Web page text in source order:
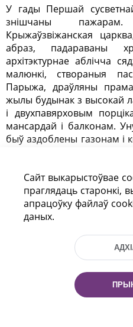
У гады Першай
знішчаны
Крыжаўзвіжанская
абраз,
архітэктурнае аблічча
малюнкі, створаныя
Парыжа, драўляны
жылы будынак з высокай
і двухпавярховым
мансардай і балконам.
быў аздоблены газонам і
аднак на сённяшні
практычна нічога не
падарожнічаў па
дзе замалёўваў
дзейнасцю
вандраванняў стаў збор
1150 малюнкаў), каля 200
Большасць малюнкаў
Нацыянальным музеі
Сайт выкарыстоўвае
праглядаць старонкі,
апрацоўку файлаў
даных.